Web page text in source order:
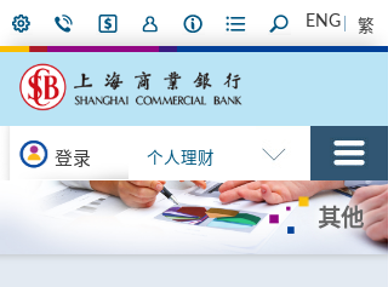
ENG 繁
登录 个人理财
其他